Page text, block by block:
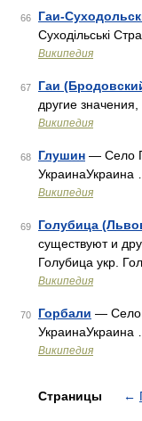
66 Гаи-
Суходільські
Википедия
67 Гаи
другие
Википедия
68 Глушин — Село
УкраинаУкраина …
Википедия
69 Голубица
существуют и
Голубица укр.
Википедия
70 Горбали — Село
УкраинаУкраина …
Википедия
Страницы ←